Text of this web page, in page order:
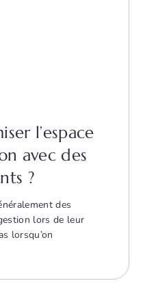
l’espace
avec des
?
des
lors de leur
lorsqu’on